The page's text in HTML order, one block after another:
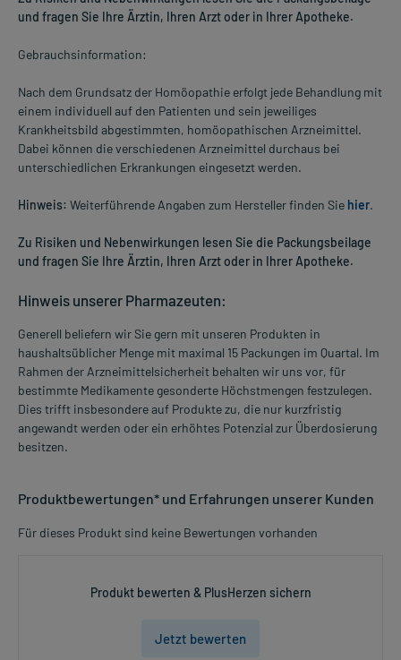
und fragen Sie Ihre Ärztin, Ihren Arzt oder in Ihrer Apotheke.
Gebrauchsinformation:
Nach dem Grundsatz der Homöopathie erfolgt jede Behandlung mit
einem individuell auf den Patienten und sein jeweiliges
Krankheitsbild abgestimmten, homöopathischen Arzneimittel.
Dabei können die verschiedenen Arzneimittel durchaus bei
unterschiedlichen Erkrankungen eingesetzt werden.
Hinweis: Weiterführende Angaben zum Hersteller finden Sie hier.
Zu Risiken und Nebenwirkungen lesen Sie die Packungsbeilage
und fragen Sie Ihre Ärztin, Ihren Arzt oder in Ihrer Apotheke.
Hinweis unserer Pharmazeuten:
Generell beliefern wir Sie gern mit unseren Produkten in
haushaltsüblicher Menge mit maximal 15 Packungen im Quartal. Im
Rahmen der Arzneimittelsicherheit behalten wir uns vor, für
bestimmte Medikamente gesonderte Höchstmengen festzulegen.
Dies trifft insbesondere auf Produkte zu, die nur kurzfristig
angewandt werden oder ein erhöhtes Potenzial zur Überdosierung
besitzen.
Produktbewertungen* und Erfahrungen unserer Kunden
Für dieses Produkt sind keine Bewertungen vorhanden
Produkt bewerten & PlusHerzen sichern
Jetzt bewerten